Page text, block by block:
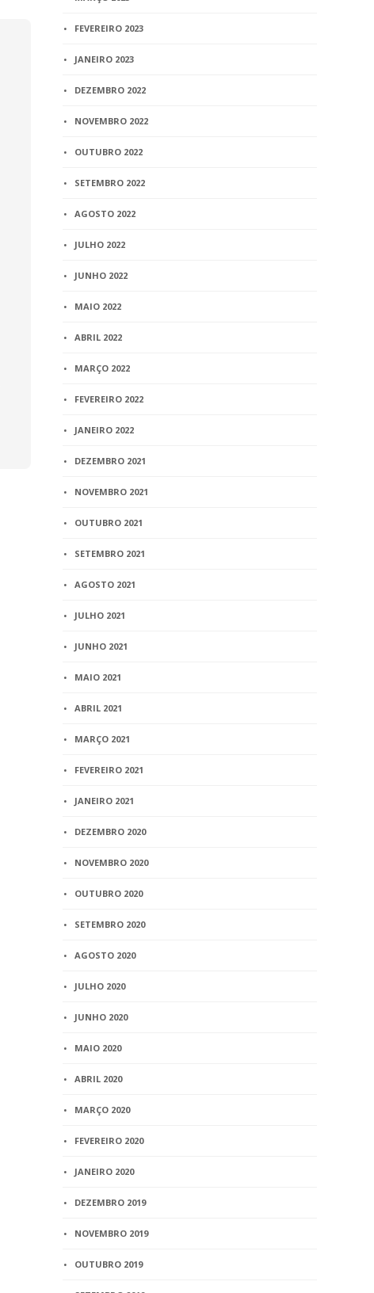
FEVEREIRO 2023
JANEIRO 2023
DEZEMBRO 2022
NOVEMBRO 2022
OUTUBRO 2022
SETEMBRO 2022
AGOSTO 2022
JULHO 2022
JUNHO 2022
MAIO 2022
ABRIL 2022
MARÇO 2022
FEVEREIRO 2022
JANEIRO 2022
DEZEMBRO 2021
NOVEMBRO 2021
OUTUBRO 2021
SETEMBRO 2021
AGOSTO 2021
JULHO 2021
JUNHO 2021
MAIO 2021
ABRIL 2021
MARÇO 2021
FEVEREIRO 2021
JANEIRO 2021
DEZEMBRO 2020
NOVEMBRO 2020
OUTUBRO 2020
SETEMBRO 2020
AGOSTO 2020
JULHO 2020
JUNHO 2020
MAIO 2020
ABRIL 2020
MARÇO 2020
FEVEREIRO 2020
JANEIRO 2020
DEZEMBRO 2019
NOVEMBRO 2019
OUTUBRO 2019